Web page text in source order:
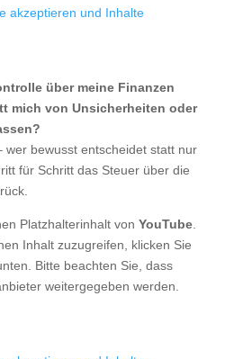
akzeptieren und Inhalte
über meine Finanzen
mich von Unsicherheiten oder
wer bewusst entscheidet statt nur
für Schritt das Steuer über die
Platzhalterinhalt von YouTube.
Inhalt zuzugreifen, klicken Sie
Bitte beachten Sie, dass
weitergegeben werden.